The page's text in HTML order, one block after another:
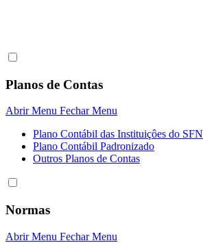
Planos de Contas
Abrir Menu Fechar Menu
Plano Contábil das Instituiçôes do SFN
Plano Contábil Padronizado
Outros Planos de Contas
Normas
Abrir Menu Fechar Menu